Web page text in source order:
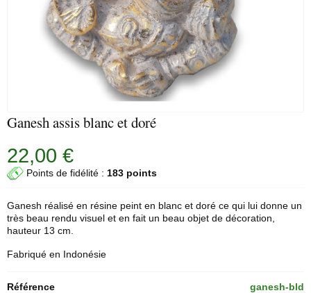
Ganesh assis blanc et doré
22,00 €
Points de fidélité : 183 points
Ganesh réalisé en résine peint en blanc et doré ce qui lui donne un
très beau rendu visuel et en fait un beau objet de décoration,
hauteur 13 cm.
Fabriqué en Indonésie
Référence ganesh-bld